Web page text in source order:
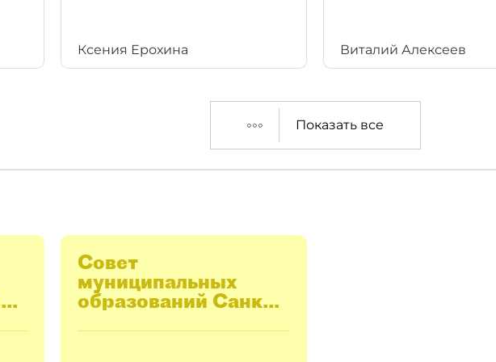
Ксения Ерохина Виталий Алексеев
Показать все
Совет
муниципальных
образований Санкт-